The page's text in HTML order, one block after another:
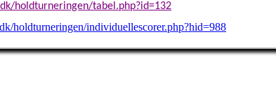
holdturneringen/tabel.php?id=132
holdturneringen/individuellescorer.php?hid=988